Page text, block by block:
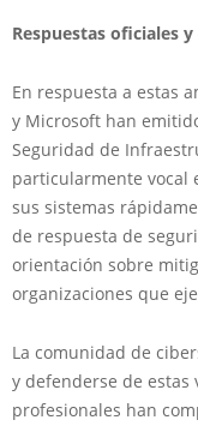
Respuestas oficiales
En respuesta a estas
y Microsoft han
Seguridad de
particularmente vocal
sus sistemas
de respuesta de
orientación sobre
organizaciones que
La comunidad de
y defenderse de
profesionales han